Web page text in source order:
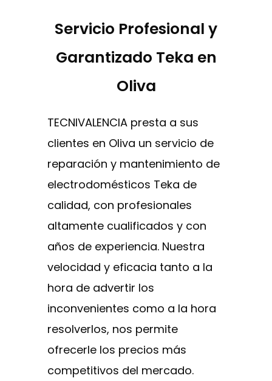
Servicio Profesional y
Garantizado Teka en
Oliva
TECNIVALENCIA presta a sus
clientes en Oliva un servicio de
reparación y mantenimiento de
electrodomésticos Teka de
calidad, con profesionales
altamente cualificados y con
años de experiencia. Nuestra
velocidad y eficacia tanto a la
hora de advertir los
inconvenientes como a la hora
resolverlos, nos permite
ofrecerle los precios más
competitivos del mercado.